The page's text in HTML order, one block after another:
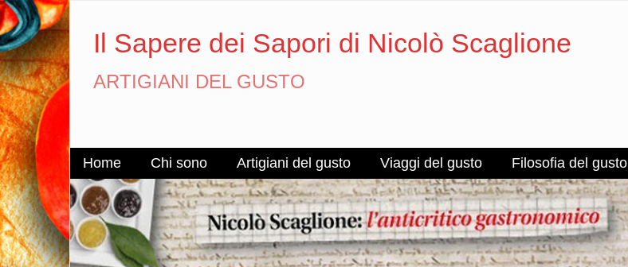
Il Sapere dei Sapori di Nicolò Scaglione
ARTIGIANI DEL GUSTO
Home Chi sono Artigiani del gusto Viaggi del gusto Filosofia del gusto